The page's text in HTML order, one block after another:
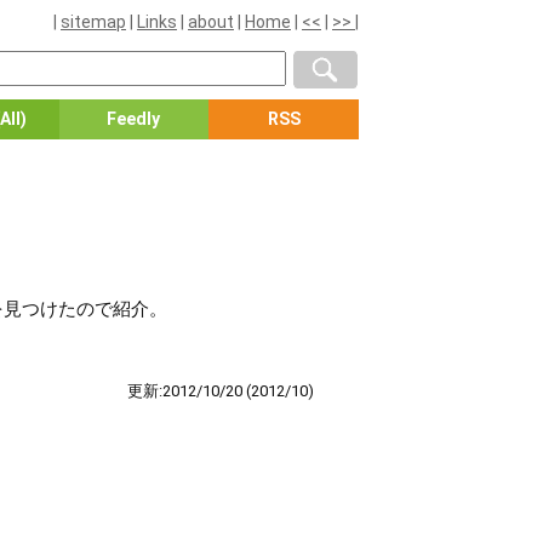
sitemap Links about Home << >>
Feedly RSS
つけたので紹介。
更新:2012/10/20 (2012/10)